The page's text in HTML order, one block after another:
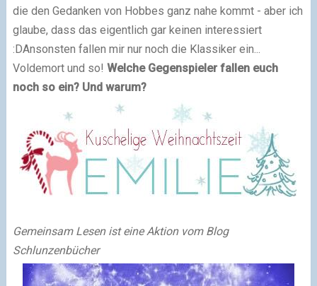
die den Gedanken von Hobbes ganz nahe kommt - aber ich
glaube, dass das eigentlich gar keinen interessiert
:DAnsonsten fallen mir nur noch die Klassiker ein...
Voldemort und so! Welche Gegenspieler fallen euch
noch so ein? Und warum?
Gemeinsam Lesen ist eine Aktion vom Blog
Schlunzenbücher